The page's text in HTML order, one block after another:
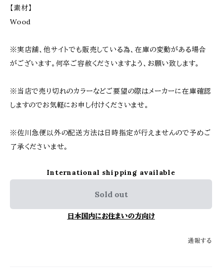
【素材】
Wood
※実店舗、他サイトでも販売している為、在庫の変動がある場合
がございます。何卒ご容赦くださいますよう、お願い致します。
※当店で売り切れのカラーなどご要望の際はメーカーに在庫確認
しますのでお気軽にお申し付けくださいませ。
※佐川急便以外の配送方法は日時指定が行えませんので予めご
了承くださいませ。
International shipping available
Sold out
日本国内にお住まいの方向け
通報する